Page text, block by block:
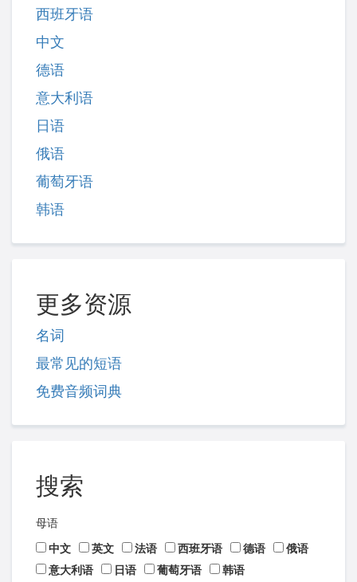
西班牙语
中文
德语
意大利语
日语
俄语
葡萄牙语
韩语
更多资源
名词
最常见的短语
免费音频词典
搜索
母语
中文
英文 法语 西班牙语 德语
俄语
意大利语
日语 葡萄牙语 韩语